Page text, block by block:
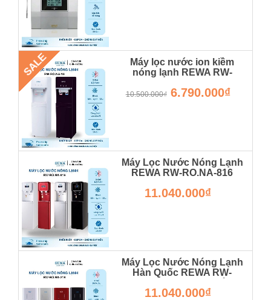
SALE
Máy lọc nước ion kiềm
nóng lạnh REWA RW-
Hãng - Bảo Hành 12 Tháng
10.500.000₫ 6.790.000₫
Máy Lọc Nước Nóng Lạnh
REWA RW-RO.NA-816
RW-RO.NA-820
11.040.000₫
Máy Lọc Nước Nóng Lạnh
Hàn Quốc REWA RW-
- Hàng Chính Hãng
11.040.000₫